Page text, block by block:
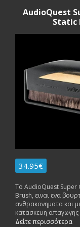
AudioQuest
Static
34.95€
To AudioQuest Super
Brush, ειναι ενα
ανθρακονηματα και
κατασκευη απαγωγης
Δείτε περισσότερα